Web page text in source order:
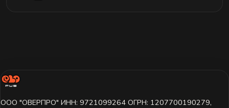
ООО "ОВЕРПРО" ИНН: 9721099264 ОГРН: 1207700190279,